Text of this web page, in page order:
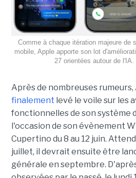
Comme à chaque itération majeure de
mobile, Apple apporte son lot
27 orientées autour de l'IA.
Après de nombreuses rumeurs,
finalement levé le voile sur les
fonctionnelles de son système
l'occasion de son évènement
Cupertino du 8 au 12 juin.
juillet, il devrait ensuite être
générale en septembre.